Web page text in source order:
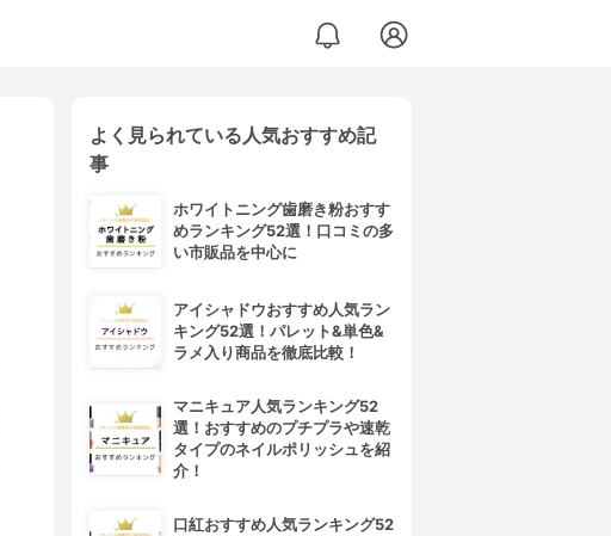
よく見られている人気おすすめ記
事
ホワイトニング歯磨き粉おすす
めランキング52選！口コミの多
い市販品を中心に
アイシャドウおすすめ人気ラン
キング52選！パレット&単色&
ラメ入り商品を徹底比較！
マニキュア人気ランキング52
選！おすすめのプチプラや速乾
タイプのネイルポリッシュを紹
介！
口紅おすすめ人気ランキング52